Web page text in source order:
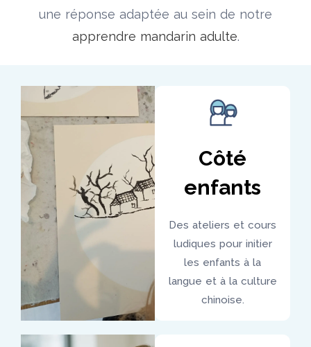
une réponse adaptée au sein de notre
apprendre mandarin adulte.
Côté
enfants
Des ateliers et cours
ludiques pour initier
les enfants à la
langue et à la culture
chinoise.